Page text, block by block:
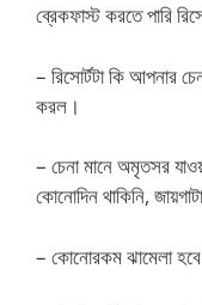
ব্রেকফাস্ট করতে পারি
– রিসোর্টটা কি আপনার
করল।
– চেনা মানে অমৃতসর
কোনোদিন থাকিনি,
– কোনোরকম ঝামেলা